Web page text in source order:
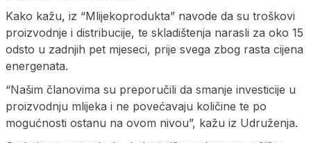
Kako kažu, iz “Mlijekoprodukta” navode da su troškovi
proizvodnje i distribucije, te skladištenja narasli za oko 15
odsto u zadnjih pet mjeseci, prije svega zbog rasta cijena
energenata.
“Našim članovima su preporučili da smanje investicije u
proizvodnju mlijeka i ne povećavaju količine te po
mogućnosti ostanu na ovom nivou”, kažu iz Udruženja.